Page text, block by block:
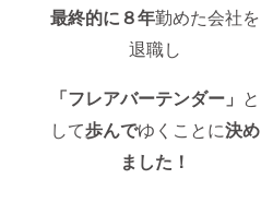
最終的に８年勤めた会社を
退職し
「フレアバーテンダー」 と
して歩んでゆくことに決め
ました！